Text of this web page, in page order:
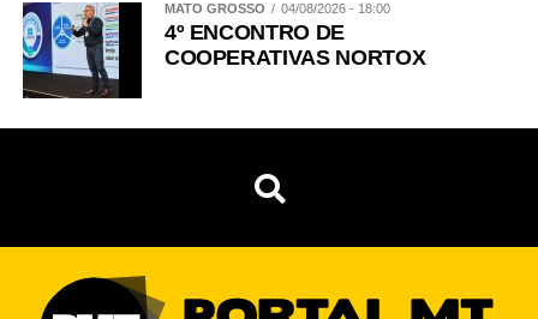
MATO GROSSO 04/08/2026 - 18:00
4º ENCONTRO DE
COOPERATIVAS NORTOX